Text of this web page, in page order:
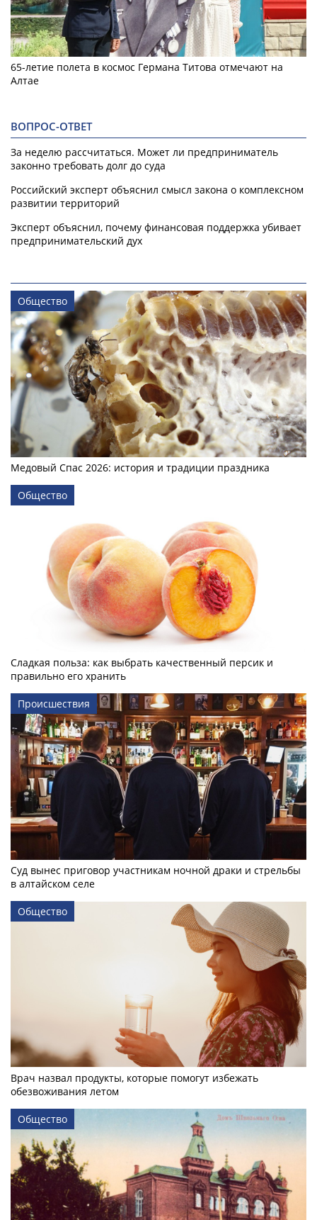
65-летие полета в космос Германа Титова отмечают на
Алтае
ВОПРОС-ОТВЕТ
За неделю рассчитаться. Может ли предприниматель
законно требовать долг до суда
Российский эксперт объяснил смысл закона о комплексном
развитии территорий
Эксперт объяснил, почему финансовая поддержка убивает
предпринимательский дух
Общество
Медовый Спас 2026: история и традиции праздника
Общество
Сладкая польза: как выбрать качественный персик и
правильно его хранить
Происшествия
Суд вынес приговор участникам ночной драки и стрельбы
в алтайском селе
Общество
Врач назвал продукты, которые помогут избежать
обезвоживания летом
Общество